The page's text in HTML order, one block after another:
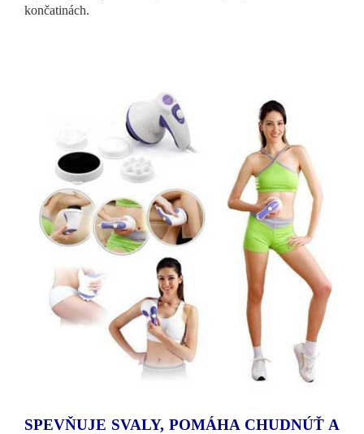
končatinách.
SPEVŇUJE SVALY, POMÁHA CHUDNÚŤ A